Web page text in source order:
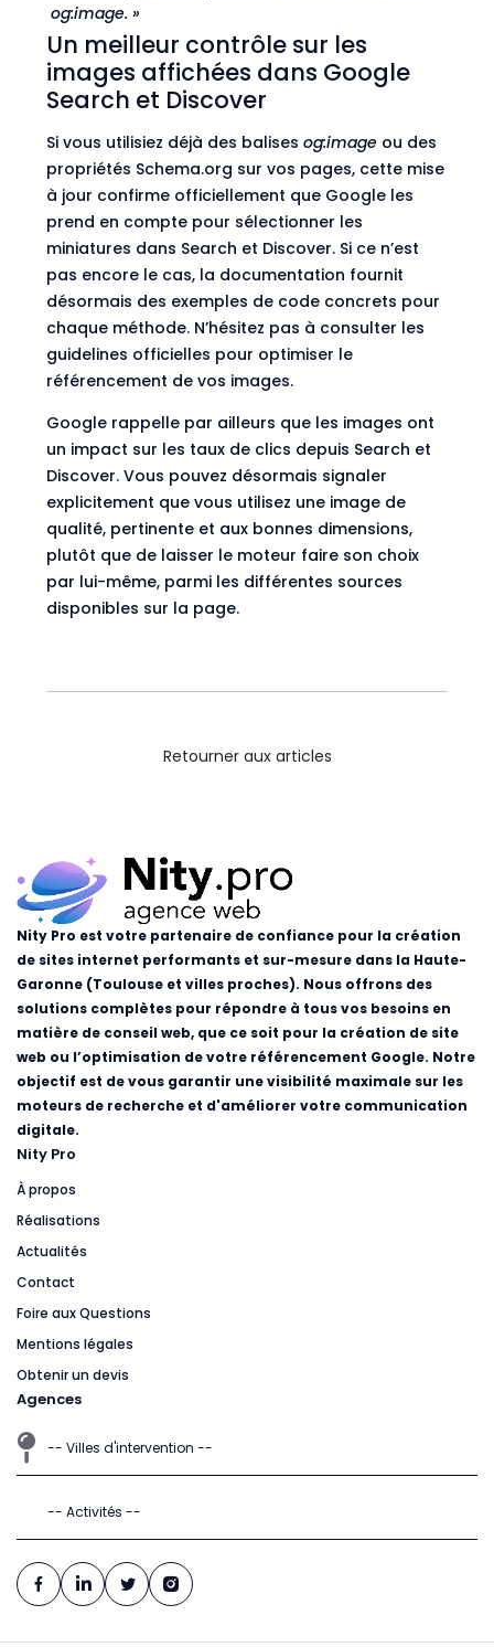
og:image. »
Un meilleur contrôle sur les
images affichées dans Google
Search et Discover
Si vous utilisiez déjà des balises og:image ou des
propriétés Schema.org sur vos pages, cette mise
à jour confirme officiellement que Google les
prend en compte pour sélectionner les
miniatures dans Search et Discover. Si ce n’est
pas encore le cas, la documentation fournit
désormais des exemples de code concrets pour
chaque méthode. N’hésitez pas à consulter les
guidelines officielles pour optimiser le
référencement de vos images.
Google rappelle par ailleurs que les images ont
un impact sur les taux de clics depuis Search et
Discover. Vous pouvez désormais signaler
explicitement que vous utilisez une image de
qualité, pertinente et aux bonnes dimensions,
plutôt que de laisser le moteur faire son choix
par lui-même, parmi les différentes sources
disponibles sur la page.
Retourner aux articles
Nity Pro est votre partenaire de confiance pour la création
de sites internet performants et sur-mesure dans la Haute-
Garonne (Toulouse et villes proches). Nous offrons des
solutions complètes pour répondre à tous vos besoins en
matière de conseil web, que ce soit pour la création de site
web ou l’optimisation de votre référencement Google. Notre
objectif est de vous garantir une visibilité maximale sur les
moteurs de recherche et d'améliorer votre communication
digitale.
Nity Pro
À propos
Réalisations
Actualités
Contact
Foire aux Questions
Mentions légales
Obtenir un devis
Agences